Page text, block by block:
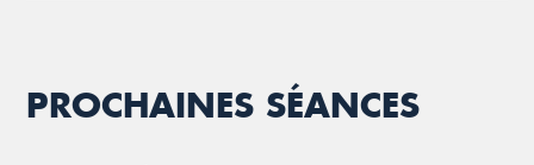
PROCHAINES SÉANCES